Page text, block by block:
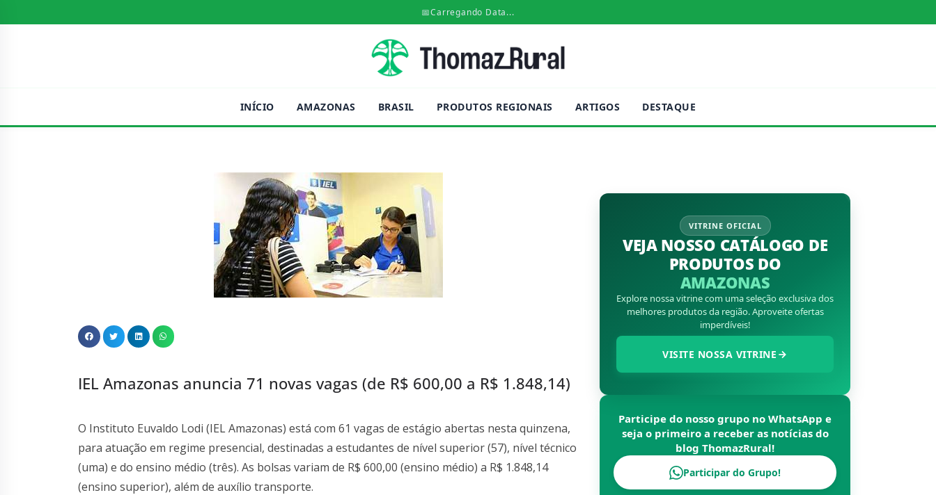
📅Carregando Data...
INÍCIO AMAZONAS BRASIL PRODUTOS REGIONAIS ARTIGOS DESTAQUE
IEL Amazonas anuncia 71 novas vagas (de R$ 600,00 a R$ 1.848,14)
O Instituto Euvaldo Lodi (IEL Amazonas) está com 61 vagas de estágio abertas nesta quinzena,
para atuação em regime presencial, destinadas a estudantes de nível superior (57), nível técnico
(uma) e do ensino médio (três). As bolsas variam de R$ 600,00 (ensino médio) a R$ 1.848,14
(ensino superior), além de auxílio transporte.
VITRINE OFICIAL
VEJA NOSSO CATÁLOGO DE
PRODUTOS DO
AMAZONAS
Explore nossa vitrine com uma seleção exclusiva dos
melhores produtos da região. Aproveite ofertas
imperdíveis!
VISITE NOSSA VITRINE
Participe do nosso grupo no WhatsApp e
seja o primeiro a receber as notícias do
blogThomazRural!
Participar do Grupo!